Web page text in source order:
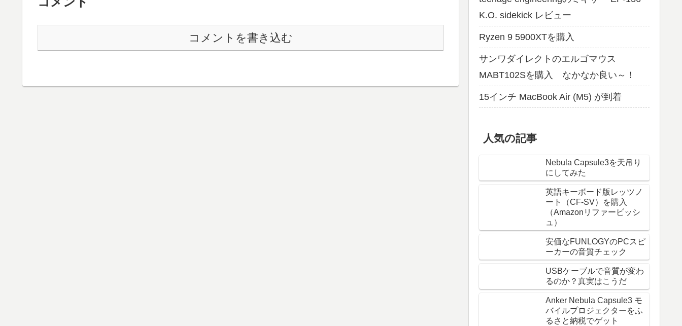
コメントを書き込む
K.O. sidekick レビュー
Ryzen 9 5900XTを購入
サンワダイレクトのエルゴマウス
MABT102Sを購入 なかなか良い～！
15インチ MacBook Air (M5) が到着
人気の記事
Nebula Capsule3を天吊り
にしてみた
英語キーボード版レッツノ
ート（CF-SV）を購入
（Amazonリファービッシ
ュ）
安価なFUNLOGYのPCスピ
ーカーの音質チェック
USBケーブルで音質が変わ
るのか？真実はこうだ
Anker Nebula Capsule3 モ
バイルプロジェクターをふ
るさと納税でゲット